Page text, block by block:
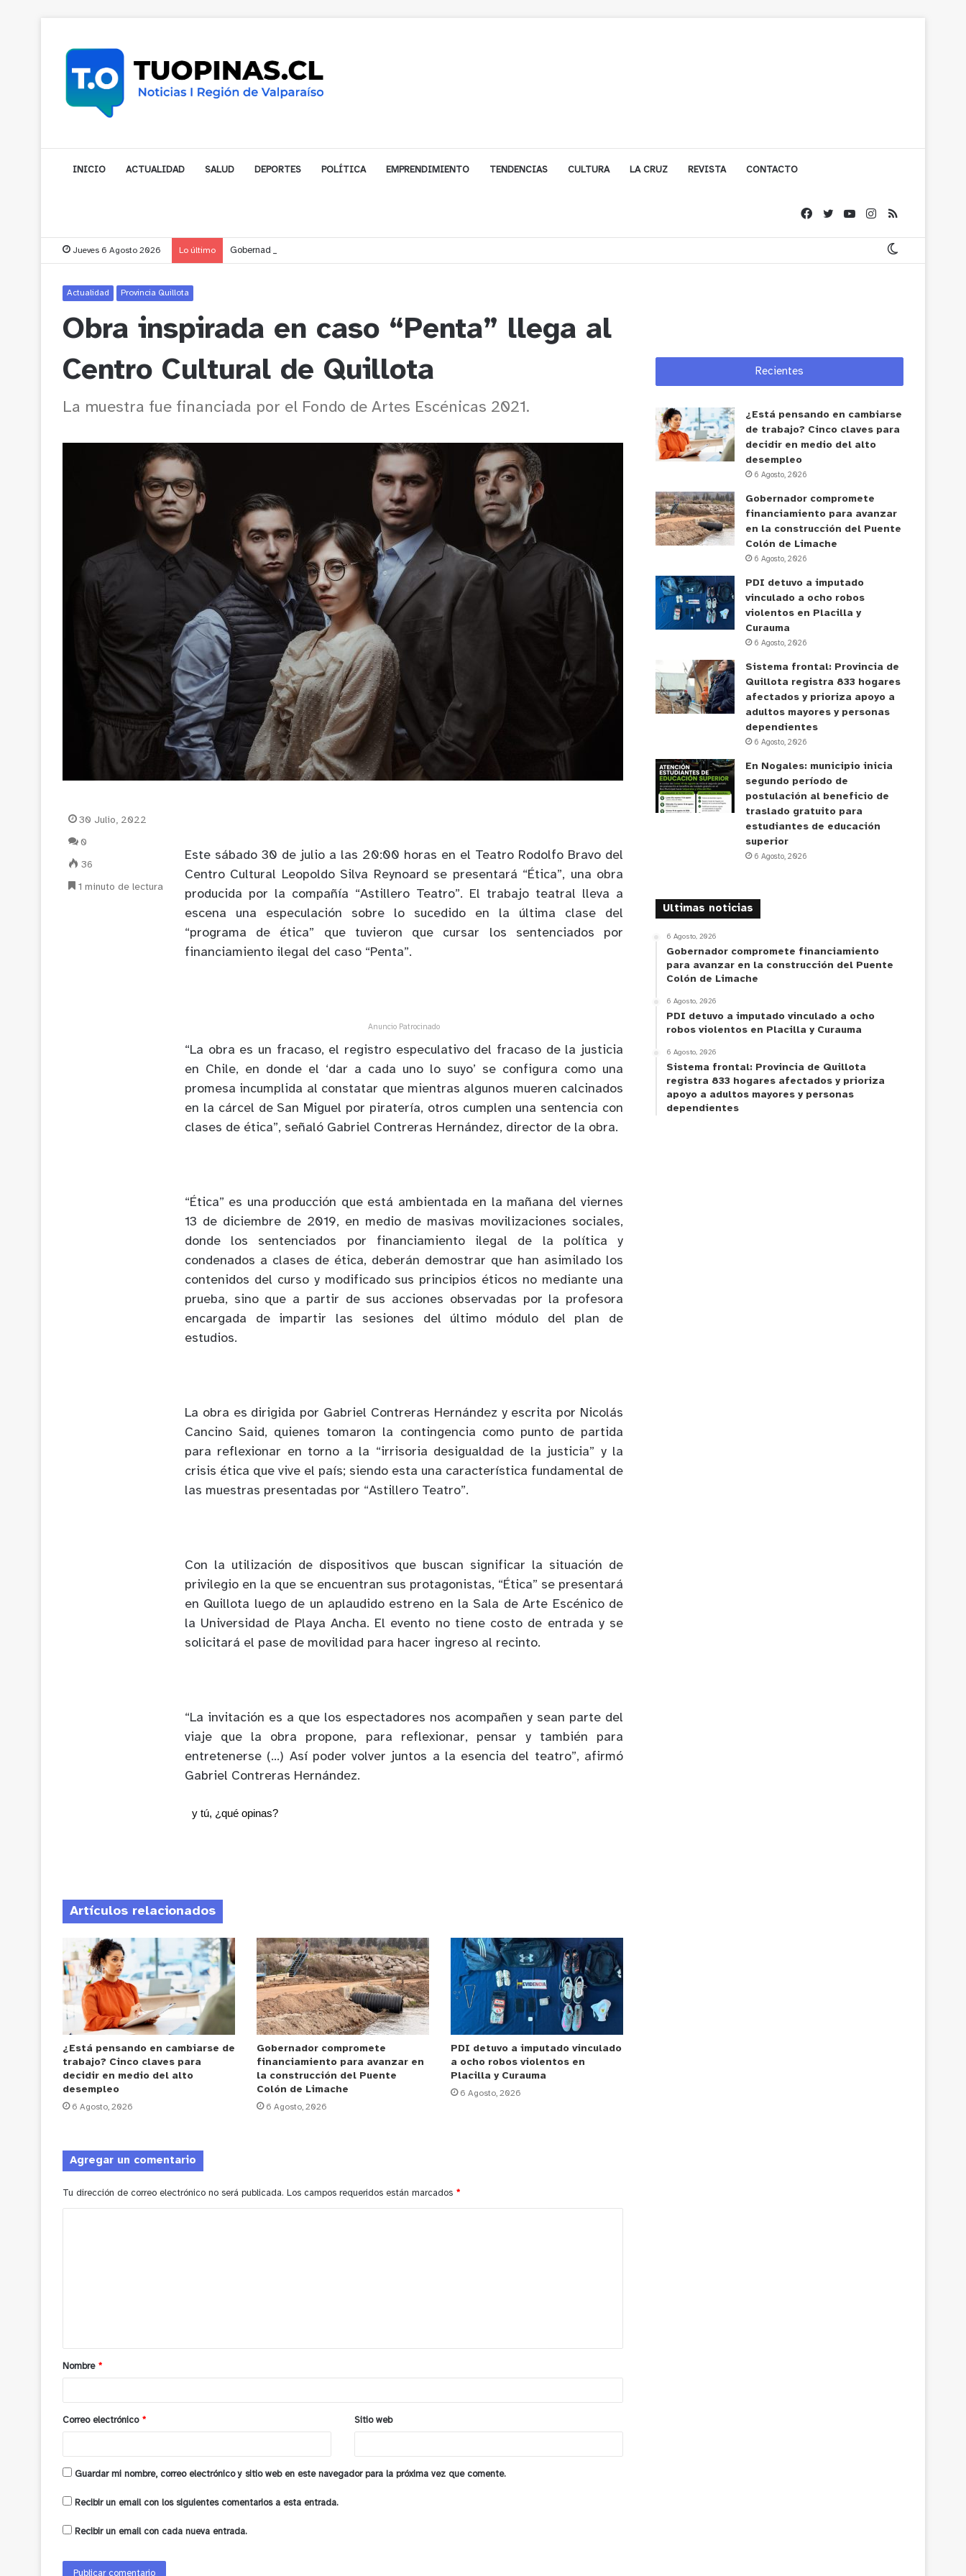
INICIO ACTUALIDAD SALUD DEPORTES POLÍTICA EMPRENDIMIENTO TENDENCIAS CULTURA LA CRUZ REVISTA CONTACTO
Jueves 6 Agosto 2026 Lo último Gobernador compromete financiamiento para avanzar en la construcción del Puente Colón de Limache
Actualidad Provincia Quillota
Obra inspirada en caso “Penta” llega al
Centro Cultural de Quillota
La muestra fue financiada por el Fondo de Artes Escénicas 2021.
Este sábado 30 de julio a las 20:00 horas en el Teatro Rodolfo Bravo del
Centro Cultural Leopoldo Silva Reynoard se presentará “Ética”, una obra
producida por la compañía “Astillero Teatro”. El trabajo teatral lleva a
escena una especulación sobre lo sucedido en la última clase del
“programa de ética” que tuvieron que cursar los sentenciados por
financiamiento ilegal del caso “Penta”.
Anuncio Patrocinado
“La obra es un fracaso, el registro especulativo del fracaso de la justicia
en Chile, en donde el ‘dar a cada uno lo suyo’ se configura como una
promesa incumplida al constatar que mientras algunos mueren calcinados
en la cárcel de San Miguel por piratería, otros cumplen una sentencia con
clases de ética”, señaló Gabriel Contreras Hernández, director de la obra.
“Ética” es una producción que está ambientada en la mañana del viernes
13 de diciembre de 2019, en medio de masivas movilizaciones sociales,
donde los sentenciados por financiamiento ilegal de la política y
condenados a clases de ética, deberán demostrar que han asimilado los
contenidos del curso y modificado sus principios éticos no mediante una
prueba, sino que a partir de sus acciones observadas por la profesora
encargada de impartir las sesiones del último módulo del plan de
estudios.
La obra es dirigida por Gabriel Contreras Hernández y escrita por Nicolás
Cancino Said, quienes tomaron la contingencia como punto de partida
para reflexionar en torno a la “irrisoria desigualdad de la justicia” y la
crisis ética que vive el país; siendo esta una característica fundamental de
las muestras presentadas por “Astillero Teatro”.
Con la utilización de dispositivos que buscan significar la situación de
privilegio en la que se encuentran sus protagonistas, “Ética” se presentará
en Quillota luego de un aplaudido estreno en la Sala de Arte Escénico de
la Universidad de Playa Ancha. El evento no tiene costo de entrada y se
solicitará el pase de movilidad para hacer ingreso al recinto.
“La invitación es a que los espectadores nos acompañen y sean parte del
viaje que la obra propone, para reflexionar, pensar y también para
entretenerse (…) Así poder volver juntos a la esencia del teatro”, afirmó
Gabriel Contreras Hernández.
y tú, ¿qué opinas?
30 Julio, 2022
0
36
1 minuto de lectura
Artículos relacionados
¿Está pensando en cambiarse de
trabajo? Cinco claves para
decidir en medio del alto
desempleo
6 Agosto, 2026
Gobernador compromete
financiamiento para avanzar en
la construcción del Puente
Colón de Limache
6 Agosto, 2026
PDI detuvo a imputado vinculado
a ocho robos violentos en
Placilla y Curauma
6 Agosto, 2026
Agregar un comentario
Tu dirección de correo electrónico no será publicada. Los campos requeridos están marcados *
a
r
*
Nombre *
Correo electrónico * Sitio web
Guardar mi nombre, correo electrónico y sitio web en este navegador para la próxima vez que comente.
Recibir un email con los siguientes comentarios a esta entrada.
Recibir un email con cada nueva entrada.
Recientes
¿Está pensando en cambiarse
de trabajo? Cinco claves para
decidir en medio del alto
desempleo
6 Agosto, 2026
Gobernador compromete
financiamiento para avanzar
en la construcción del Puente
Colón de Limache
6 Agosto, 2026
PDI detuvo a imputado
vinculado a ocho robos
violentos en Placilla y
Curauma
6 Agosto, 2026
Sistema frontal: Provincia de
Quillota registra 833 hogares
afectados y prioriza apoyo a
adultos mayores y personas
dependientes
6 Agosto, 2026
En Nogales: municipio inicia
segundo período de
postulación al beneficio de
traslado gratuito para
estudiantes de educación
superior
6 Agosto, 2026
Ultimas noticias
6 Agosto, 2026
Gobernador compromete financiamiento
para avanzar en la construcción del Puente
Colón de Limache
6 Agosto, 2026
PDI detuvo a imputado vinculado a ocho
robos violentos en Placilla y Curauma
6 Agosto, 2026
Sistema frontal: Provincia de Quillota
registra 833 hogares afectados y prioriza
apoyo a adultos mayores y personas
dependientes